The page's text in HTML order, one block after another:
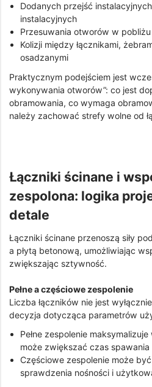
Dodanych przejść
instalacyjnych
Przesuwania otworów w
Kolizji między łącznikami,
osadzanymi
Praktycznym podejściem jest
wykonywania otworów”: co jest
obramowania, co wymaga
należy zachować strefy wolne od
Łączniki ścinane i
zespolona: logika
detale
Łączniki ścinane przenoszą siły
a płytą betonową, umożliwiając
zwiększając sztywność.
Pełne a częściowe zespolenie
Liczba łączników nie jest
decyzja dotycząca parametrów
Pełne zespolenie
może zwiększać czas spawania
Częściowe zespolenie może
sprawdzenia nośności i